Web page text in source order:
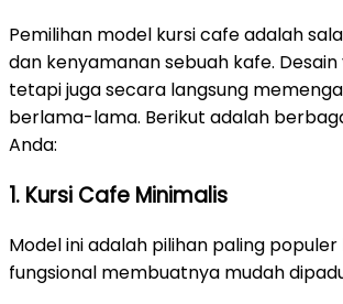
Pemilihan model kursi cafe adalah
dan kenyamanan sebuah kafe.
tetapi juga secara langsung
berlama-lama. Berikut adalah
Anda:
1. Kursi Cafe Minimalis
Model ini adalah pilihan paling
fungsional membuatnya mudah